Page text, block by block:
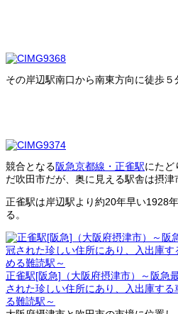
その岸辺駅南口から南東方向に徒歩５
競合となる阪急京都線・正雀駅にたど
だ吹田市だが、奥に見える駅舎は摂津
正雀駅は岸辺駅より約20年早い1928
る。
正雀駅[阪急]（大阪府摂津市）～阪急
された珍しい住所にあり、入出庫す
る難読駅～